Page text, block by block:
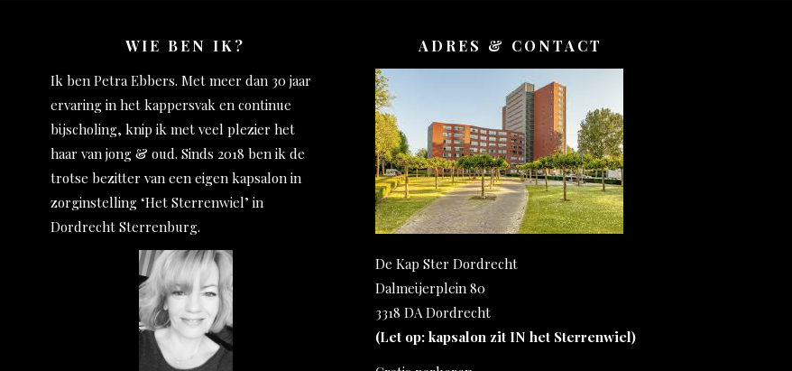
WIE BEN IK?
Ik ben Petra Ebbers. Met meer dan 30 jaar
ervaring in het kappersvak en continue
bijscholing, knip ik met veel plezier het
haar van jong & oud. Sinds 2018 ben ik de
trotse bezitter van een eigen kapsalon in
zorginstelling ‘Het Sterrenwiel’ in
Dordrecht Sterrenburg.
ADRES & CONTACT
De Kap Ster Dordrecht
Dalmeijerplein 80
3318 DA Dordrecht
(Let op: kapsalon zit IN het Sterrenwiel)